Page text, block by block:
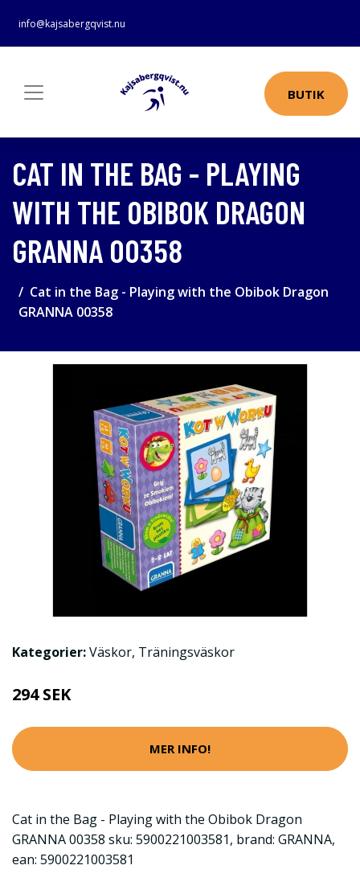
info@kajsabergqvist.nu
BUTIK
CAT IN THE BAG - PLAYING
WITH THE OBIBOK DRAGON
GRANNA 00358
Cat in the Bag - Playing with the Obibok Dragon
GRANNA 00358
Kategorier:Väskor, Träningsväskor
294 SEK
MER INFO!
Cat in the Bag - Playing with the Obibok Dragon
GRANNA 00358 sku: 5900221003581, brand: GRANNA,
ean: 5900221003581